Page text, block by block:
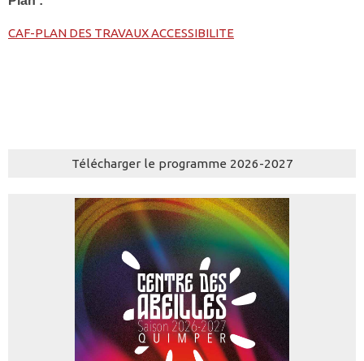
CAF-PLAN DES TRAVAUX ACCESSIBILITE
Télécharger le programme 2026-2027